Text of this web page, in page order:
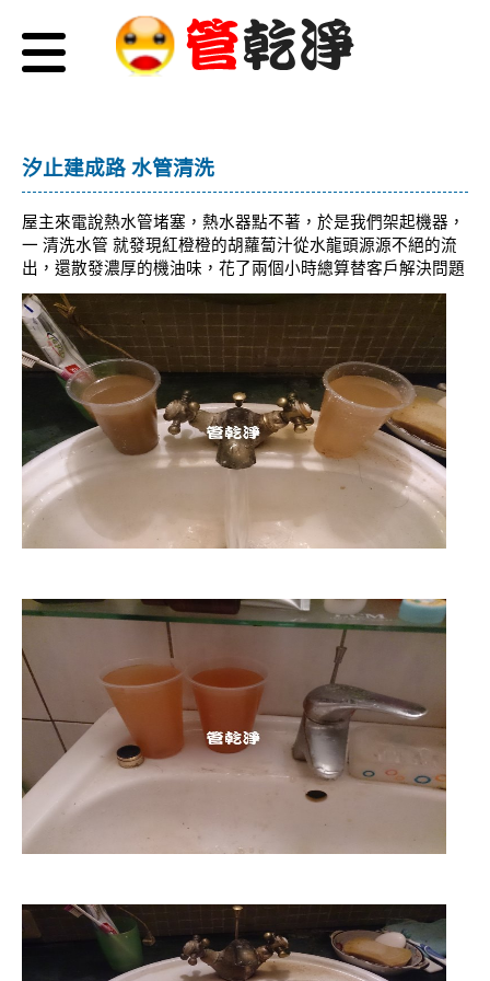
汐止建成路 水管清洗
屋主來電說熱水管堵塞，熱水器點不著，於是我們架起機器，
一 清洗水管 就發現紅橙橙的胡蘿蔔汁從水龍頭源源不絕的流
出，還散發濃厚的機油味，花了兩個小時總算替客戶解決問題